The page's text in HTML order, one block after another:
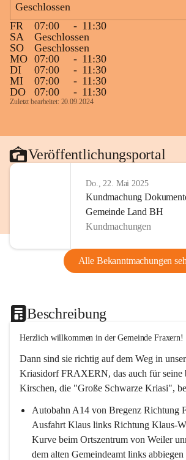
Geschlossen
FR
07:00 - 11:30
SA
Geschlossen
SO
Geschlossen
MO 07:00 - 11:30
DI
07:00 - 11:30
MI
07:00 - 11:30
DO
07:00 - 11:30
Zuletzt bearbeitet: 20.09.2024
Veröffentlichungsportal
Do., 22. Mai 2025
Kundmachung
Gemeinde Land BH
Kundmachungen
Alle Bekanntmachungen
Beschreibung
Herzlich willkommen in der Gemeinde Fraxern!
Dann sind sie richtig auf dem Weg in
Kriasidorf FRAXERN, das auch für seine
Kirschen, die "Große Schwarze Kriasi",
Autobahn A14 von Bregenz Richtung
Ausfahrt Klaus links Richtung Klaus-
Kurve beim Ortszentrum von Weiler
dem alten Gemeindeamt links